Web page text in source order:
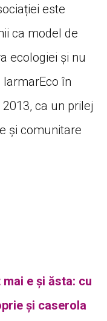
este
ca model de
ecologiei și nu
IarmarEco în
ca un prilej
și comunitare
e și ăsta: cu
și caserola